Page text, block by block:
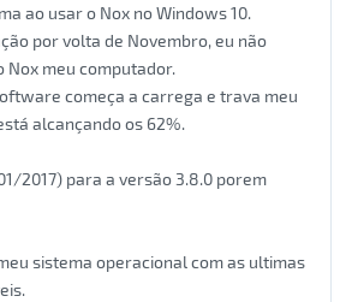
ao usar o Nox no Windows 10.
por volta de Novembro, eu não
Nox meu computador.
começa a carrega e trava meu
alcançando os 62%.
2017) para a versão 3.8.0 porem
sistema operacional com as ultimas